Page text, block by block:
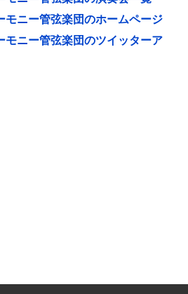
モニー管弦楽団のホームページ
モニー管弦楽団のツイッターア